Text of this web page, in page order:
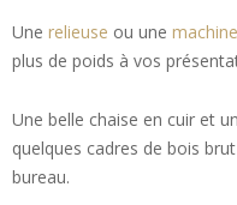
Une relieuse ou une
plus de poids à vos
Une belle chaise en cuir et
quelques cadres de bois
bureau.